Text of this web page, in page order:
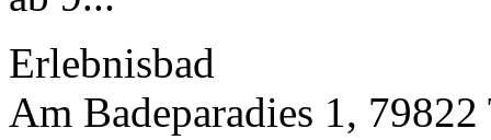
Erlebnisbad
Am Badeparadies 1,